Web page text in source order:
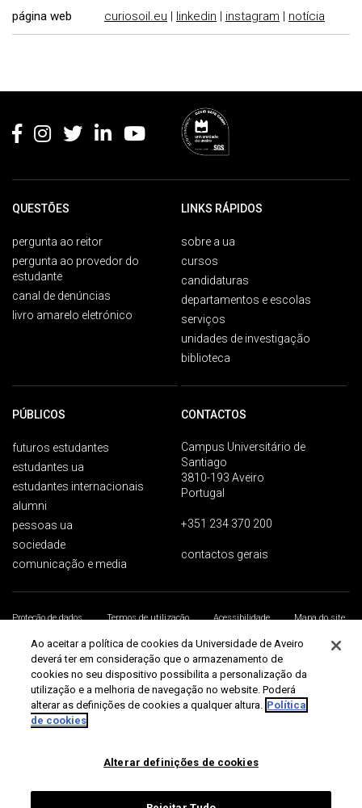
página web curiosoil.eu | linkedin | instagram | notícia
QUESTÕES
pergunta ao reitor
pergunta ao provedor do
estudante
canal de denúncias
livro amarelo eletrónico
LINKS RÁPIDOS
sobre a ua
cursos
candidaturas
departamentos e escolas
serviços
unidades de investigação
biblioteca
PÚBLICOS
futuros estudantes
estudantes ua
estudantes internacionais
alumni
pessoas ua
sociedade
comunicação e media
CONTACTOS
Campus Universitário de
Santiago
3810-193 Aveiro
Portugal
+351 234 370 200
contactos gerais
Proteção de dados Termos de utilização Acessibilidade
Mapa do site
Universidade de Aveiro 2026
Ao aceitar a política de cookies da Universidade de Aveiro
deverá ter em consideração que o armazenamento de
cookies no seu dispositivo possibilita a personalização da
utilização e a melhoria de navegação no website. Poderá
alterar as definições de cookies a qualquer altura. Política
de cookies
Alterar definições de cookies